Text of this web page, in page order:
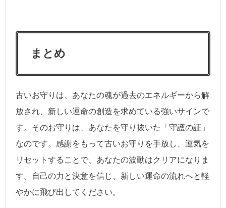
まとめ
古いお守りは、あなたの魂が過去のエネルギーから解
放され、新しい運命の創造を求めている強いサインで
す。そのお守りは、あなたを守り抜いた「守護の証」
なのです。感謝をもって古いお守りを手放し、運気を
リセットすることで、あなたの波動はクリアになりま
す。自己の力と決意を信じ、新しい運命の流れへと軽
やかに飛び出してください。